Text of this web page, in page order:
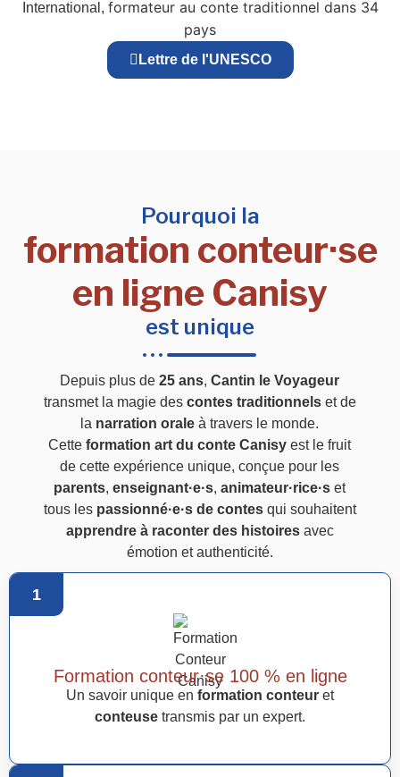
International, formateur au conte traditionnel dans 34
pays
Lettre de l'UNESCO
Pourquoi la
formation conteur·se
en ligne Canisy
est unique
Depuis plus de25 ans,Cantin le Voyageur
transmet la magie des contes traditionnelset de
la narration orale à travers le monde.
Cetteformation art du conte Canisy est le fruit
de cette expérience unique, conçue pour les
parents,enseignant·e·s,animateur·rice·s et
tous les passionné·e·s de contesqui souhaitent
apprendre à raconter des histoiresavec
émotion et authenticité.
1
Formation conteur·se 100 % en ligne
Un savoir unique en formation conteur et
conteuse transmis par un expert.